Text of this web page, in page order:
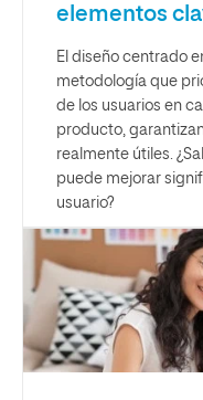
elementos
El diseño centrado
metodología que
de los usuarios en
producto,
realmente útiles.
puede mejorar
usuario?